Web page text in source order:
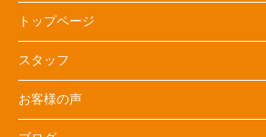
トップページ
スタッフ
お客様の声